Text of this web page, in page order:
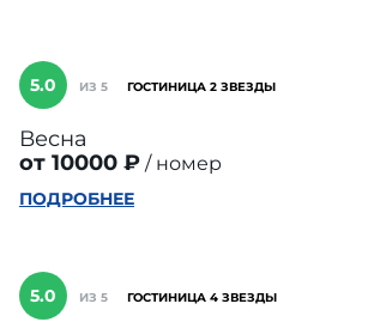
5.0 ИЗ 5 ГОСТИНИЦА 2 ЗВЕЗДЫ
Весна
от 10000 ₽
номер
ПОДРОБНЕЕ
5.0 ИЗ 5 ГОСТИНИЦА 4 ЗВЕЗДЫ